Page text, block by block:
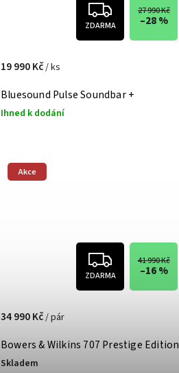
ZDARMA
27 990 Kč
–28 %
Bluesound Pulse Soundbar +
Ihned k dodání
19 990 Kč/ ks
Akce
ZDARMA
41 990 Kč
–16 %
Bowers & Wilkins 707 Prestige Edition
Skladem
34 990 Kč/ pár